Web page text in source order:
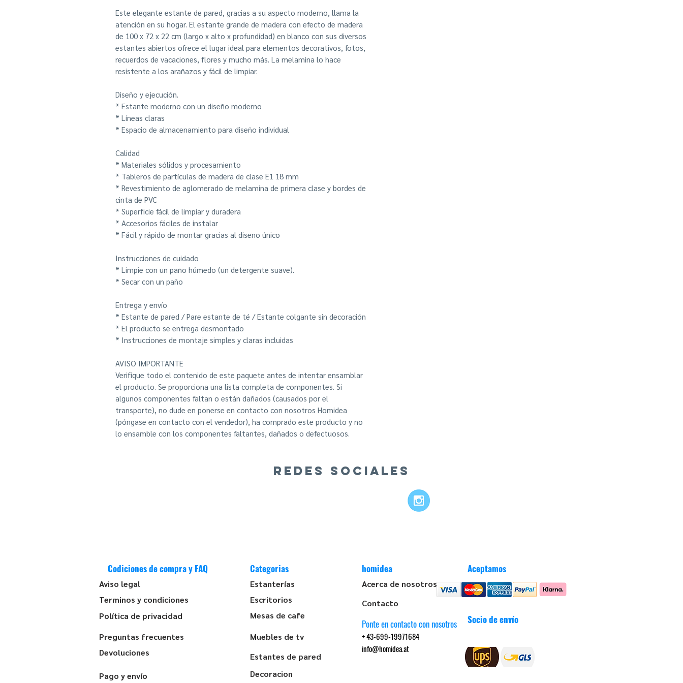
Este elegante estante de pared, gracias a su aspecto moderno, llama la
atención en su hogar. El estante grande de madera con efecto de madera
de 100 x 72 x 22 cm (largo x alto x profundidad) en blanco con sus diversos
estantes abiertos ofrece el lugar ideal para elementos decorativos, fotos,
recuerdos de vacaciones, flores y mucho más. La melamina lo hace
resistente a los arañazos y fácil de limpiar.
Diseño y ejecución.
* Estante moderno con un diseño moderno
* Líneas claras
* Espacio de almacenamiento para diseño individual
Calidad
* Materiales sólidos y procesamiento
* Tableros de partículas de madera de clase E1 18 mm
* Revestimiento de aglomerado de melamina de primera clase y bordes de
cinta de PVC
* Superficie fácil de limpiar y duradera
* Accesorios fáciles de instalar
* Fácil y rápido de montar gracias al diseño único
Instrucciones de cuidado
* Limpie con un paño húmedo (un detergente suave).
* Secar con un paño
Entrega y envío
* Estante de pared / Pare estante de té / Estante colgante sin decoración
* El producto se entrega desmontado
* Instrucciones de montaje simples y claras incluidas
AVISO IMPORTANTE
Verifique todo el contenido de este paquete antes de intentar ensamblar
el producto. Se proporciona una lista completa de componentes. Si
algunos componentes faltan o están dañados (causados por el
transporte), no dude en ponerse en contacto con nosotros Homidea
(póngase en contacto con el vendedor), ha comprado este producto y no
lo ensamble con los componentes faltantes, dañados o defectuosos.
REDES SOCIALES
Codiciones de compra y FAQ
Aviso legal
Terminos y condiciones
Política de privacidad
Preguntas frecuentes
Devoluciones
Pago y envío
Categorias
Estanterías
Escritorios
Mesas de cafe
Muebles de tv
Estantes de pared
Decoracion
homidea
Acerca de nosotros
Aceptamos
Contacto
Ponte en contacto con nosotros
+ 43-699-19971684
info@homidea.at
Socio de envío